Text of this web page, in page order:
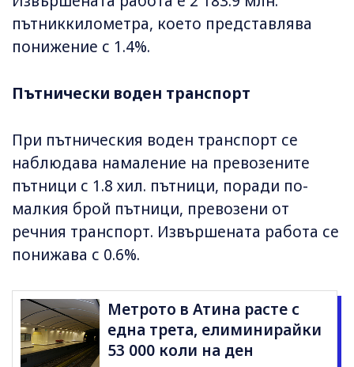
пътниккилометра, което представлява
понижение с 1.4%.
Пътнически воден транспорт
При пътническия воден транспорт се
наблюдава намаление на превозените
пътници с 1.8 хил. пътници, поради по-
малкия брой пътници, превозени от
речния транспорт. Извършената работа се
понижава с 0.6%.
Метрото в Атина расте с
една трета, елиминирайки
53 000 коли на ден